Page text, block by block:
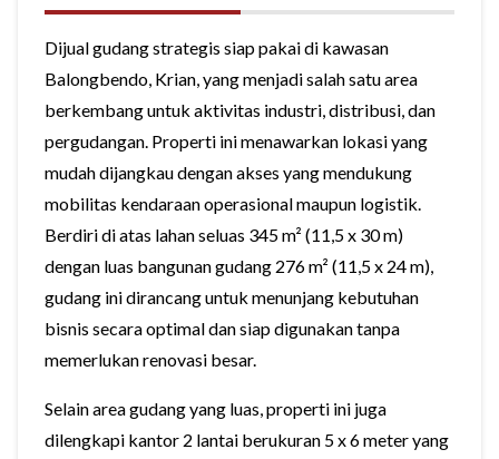
Dijual gudang strategis siap pakai di kawasan
Balongbendo, Krian, yang menjadi salah satu area
berkembang untuk aktivitas industri, distribusi, dan
pergudangan. Properti ini menawarkan lokasi yang
mudah dijangkau dengan akses yang mendukung
mobilitas kendaraan operasional maupun logistik.
Berdiri di atas lahan seluas 345 m² (11,5 x 30 m)
dengan luas bangunan gudang 276 m² (11,5 x 24 m),
gudang ini dirancang untuk menunjang kebutuhan
bisnis secara optimal dan siap digunakan tanpa
memerlukan renovasi besar.
Selain area gudang yang luas, properti ini juga
dilengkapi kantor 2 lantai berukuran 5 x 6 meter yang